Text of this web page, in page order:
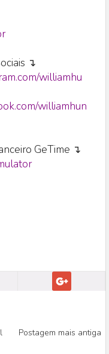
↴
williamhu
williamhun
GeTime ↴
Postagem mais antiga